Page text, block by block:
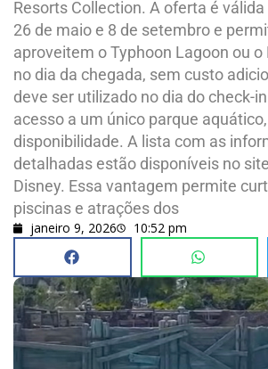
Resorts Collection. A oferta é
26 de maio e 8 de setembro e
aproveitem o Typhoon Lagoon ou o
no dia da chegada, sem custo
deve ser utilizado no dia do check-
acesso a um único parque
disponibilidade. A lista com as
detalhadas estão disponíveis no
Disney. Essa vantagem permite
piscinas e atrações dos
janeiro 9, 2026 10:52 pm